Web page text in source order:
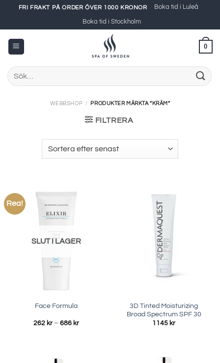
content
FRI FRAKT PÅ ORDER ÖVER 1000 KRONOR Boka tid i Luleå
Boka tid i Stockholm
0
Sök
efter:
WEBBSHOP / PRODUKTER MÄRKTA ”KRÄM”
FILTRERA
Rea!
SLUT I LAGER
Face Formula
262 kr – 686 krPrisintervall:
3D Tinted Moisturizing
Broad Spectrum SPF 30
1145 kr